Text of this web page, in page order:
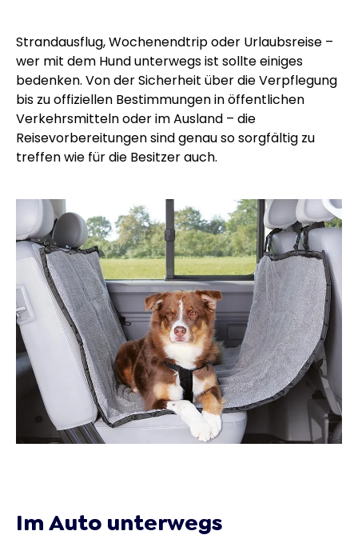
Strandausflug, Wochenendtrip oder Urlaubsreise –
wer mit dem Hund unterwegs ist sollte einiges
bedenken. Von der Sicherheit über die Verpflegung
bis zu offiziellen Bestimmungen in öffentlichen
Verkehrsmitteln oder im Ausland – die
Reisevorbereitungen sind genau so sorgfältig zu
treffen wie für die Besitzer auch.
Im Auto unterwegs